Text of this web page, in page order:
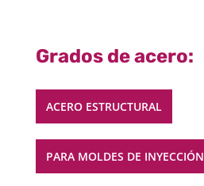
Grados de acero:
ACERO ESTRUCTURAL
PARA MOLDES DE INYECCIÓN